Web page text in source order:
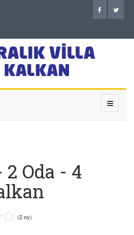
Oda - 4
(2 oy)